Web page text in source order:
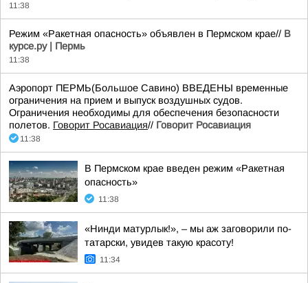
11:38
Режим «Ракетная опасность» объявлен в Пермском крае// В
курсе.ру | Пермь
11:38
Аэропорт ПЕРМЬ(Большое Савино) ВВЕДЕНЫ временные
ограничения на прием и выпуск воздушных судов.
Ограничения необходимы для обеспечения безопасности
полетов. Говорит Росавиация// Говорит Росавиация
11:38
В Пермском крае введен режим «Ракетная
опасность»
11:38
«Нинди матурлык!», – мы аж заговорили по-
татарски, увидев такую красоту!
11:34